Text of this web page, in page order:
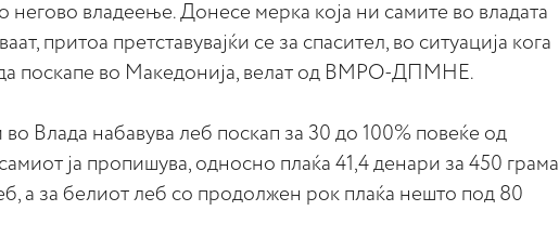
негово владеење. Донесе мерка која ни самите во владата
притоа претставувајќи се за спасител, во ситуација кога
поскапе во Македонија, велат од ВМРО-ДПМНЕ.
во Влада набавува леб поскап за 30 до 100% повеќе од
ја пропишува, односно плаќа 41,4 денари за 450 грама
а за белиот леб со продолжен рок плаќа нешто под 80